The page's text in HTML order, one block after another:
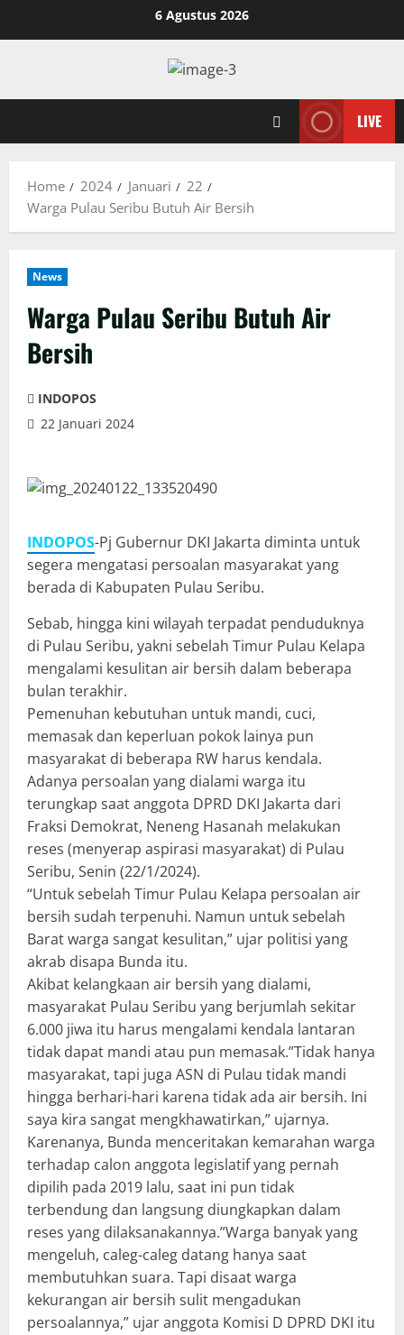
6 Agustus 2026
LIVE
Home 2024 Januari
22
Warga Pulau Seribu Butuh Air Bersih
News
Warga Pulau Seribu Butuh Air
Bersih
INDOPOS
22 Januari 2024
INDOPOS-Pj Gubernur DKI Jakarta diminta untuk
segera mengatasi persoalan masyarakat yang
berada di Kabupaten Pulau Seribu.
Sebab, hingga kini wilayah terpadat penduduknya
di Pulau Seribu, yakni sebelah Timur Pulau Kelapa
mengalami kesulitan air bersih dalam beberapa
bulan terakhir.
Pemenuhan kebutuhan untuk mandi, cuci,
memasak dan keperluan pokok lainya pun
masyarakat di beberapa RW harus kendala.
Adanya persoalan yang dialami warga itu
terungkap saat anggota DPRD DKI Jakarta dari
Fraksi Demokrat, Neneng Hasanah melakukan
reses (menyerap aspirasi masyarakat) di Pulau
Seribu, Senin (22/1/2024).
“Untuk sebelah Timur Pulau Kelapa persoalan air
bersih sudah terpenuhi. Namun untuk sebelah
Barat warga sangat kesulitan,” ujar politisi yang
akrab disapa Bunda itu.
Akibat kelangkaan air bersih yang dialami,
masyarakat Pulau Seribu yang berjumlah sekitar
6.000 jiwa itu harus mengalami kendala lantaran
tidak dapat mandi atau pun memasak.”Tidak hanya
masyarakat, tapi juga ASN di Pulau tidak mandi
hingga berhari-hari karena tidak ada air bersih. Ini
saya kira sangat mengkhawatirkan,” ujarnya.
Karenanya, Bunda menceritakan kemarahan warga
terhadap calon anggota legislatif yang pernah
dipilih pada 2019 lalu, saat ini pun tidak
terbendung dan langsung diungkapkan dalam
reses yang dilaksanakannya.”Warga banyak yang
mengeluh, caleg-caleg datang hanya saat
membutuhkan suara. Tapi disaat warga
kekurangan air bersih sulit mengadukan
persoalannya,” ujar anggota Komisi D DPRD DKI itu